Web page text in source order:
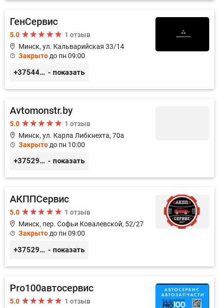
ГенСервис
5.0
1 отзыв
Минск, ул. Кальварийская 33/14
Закрытодо пн 09:00
+375444649592 - показать
Avtomonstr.by
5.0
1 отзыв
Минск, ул. Карла Либкнехта, 70а
Закрыто до пн 10:00
+375296966611 - показать
АКППСервис
5.0
1 отзыв
Минск, пер. Софьи Ковалевской, 52/27
Закрытодо пн 09:00
+375298717919 - показать
Pro100автосервис
5.0
1 отзыв